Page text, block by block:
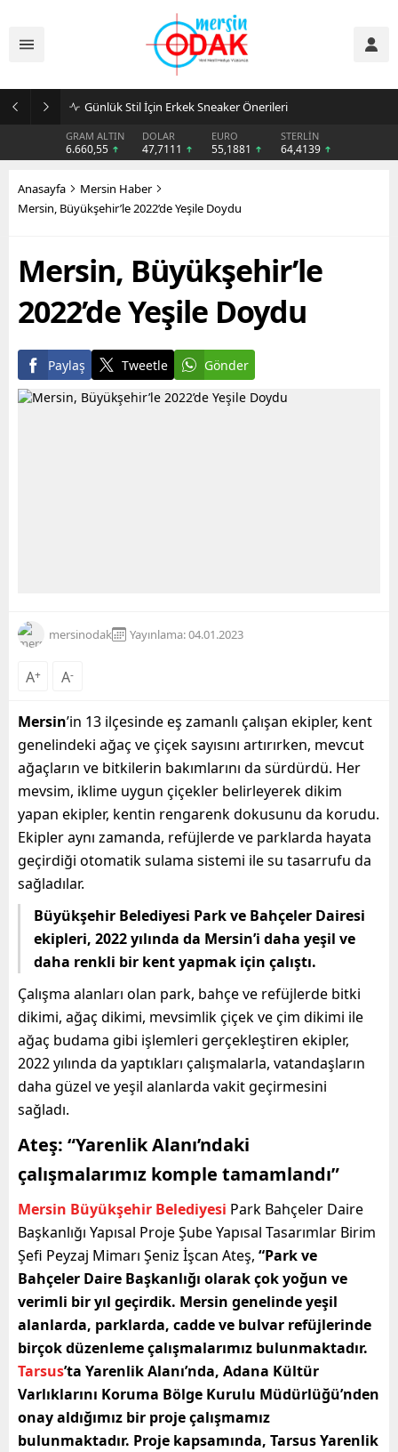
Günlük Stil İçin Erkek Sneaker Önerileri
GRAM ALTIN
6.660,55
DOLAR
47,7111
EURO
55,1881
STERLİN
64,4139
Anasayfa
Mersin Haber
Mersin, Büyükşehir’le 2022’de Yeşile Doydu
Mersin, Büyükşehir’le
2022’de Yeşile Doydu
Paylaş Tweetle Gönder
mersinodak Yayınlama: 04.01.2023
A+ A-
Mersin’in 13 ilçesinde eş zamanlı çalışan ekipler, kent
genelindeki ağaç ve çiçek sayısını artırırken, mevcut
ağaçların ve bitkilerin bakımlarını da sürdürdü. Her
mevsim, iklime uygun çiçekler belirleyerek dikim
yapan ekipler, kentin rengarenk dokusunu da korudu.
Ekipler aynı zamanda, refüjlerde ve parklarda hayata
geçirdiği otomatik sulama sistemi ile su tasarrufu da
sağladılar.
Büyükşehir Belediyesi Park ve Bahçeler Dairesi
ekipleri, 2022 yılında da Mersin’i daha yeşil ve
daha renkli bir kent yapmak için çalıştı.
Çalışma alanları olan park, bahçe ve refüjlerde bitki
dikimi, ağaç dikimi, mevsimlik çiçek ve çim dikimi ile
ağaç budama gibi işlemleri gerçekleştiren ekipler,
2022 yılında da yaptıkları çalışmalarla, vatandaşların
daha güzel ve yeşil alanlarda vakit geçirmesini
sağladı.
Ateş: “Yarenlik Alanı’ndaki
çalışmalarımız komple tamamlandı”
Mersin Büyükşehir Belediyesi Park Bahçeler Daire
Başkanlığı Yapısal Proje Şube Yapısal Tasarımlar Birim
Şefi Peyzaj Mimarı Şeniz İşcan Ateş, “Park ve
Bahçeler Daire Başkanlığı olarak çok yoğun ve
verimli bir yıl geçirdik. Mersin genelinde yeşil
alanlarda, parklarda, cadde ve bulvar refüjlerinde
birçok düzenleme çalışmalarımız bulunmaktadır.
Tarsus’ta Yarenlik Alanı’nda, Adana Kültür
Varlıklarını Koruma Bölge Kurulu Müdürlüğü’nden
onay aldığımız bir proje çalışmamız
bulunmaktadır. Proje kapsamında, Tarsus Yarenlik